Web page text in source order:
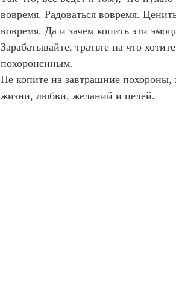
вовремя. Радоваться вовремя.
вовремя. Да и зачем копить эти
Зарабатывайте, тратьте на что
похороненным.
Не копите на завтрашние похороны,
жизни, любви, желаний и целей.